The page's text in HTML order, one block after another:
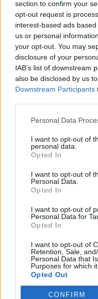
section to confirm your
opt-out request is
interest-based ads
us or personal
your opt-out. You may
disclosure of your
IAB’s list of downstream
also be disclosed by us
Downstream Participants
Personal Data
I want to opt-out of
personal data.
Opted In
I want to opt-out of
Personal Data.
Opted In
I want to opt-out of
Personal Data for
Opted In
I want to opt-out of
Retention, Sale,
Personal Data that
Purposes for which
Opted Out
CONFIRM
δημοσίων
Βέλγιο
ΠΡΟΗΓΟΎΜΕΝΟ ΆΡΘΡΟ
Τέμπη: Αυτά είναι τα 11
μέτρα στήριξης για τις
οικογένειες των
ΔΙΕΘΝΉ
Ένας στους 4
τα οφέλη των
υγιεινών γευμάτων
ανθυγιεινά σνακ